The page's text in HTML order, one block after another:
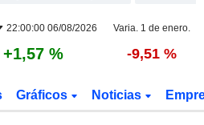
22:00:00 06/08/2026 Varia. 1 de enero.
+1,57 % -9,51 %
Gráficos Noticias